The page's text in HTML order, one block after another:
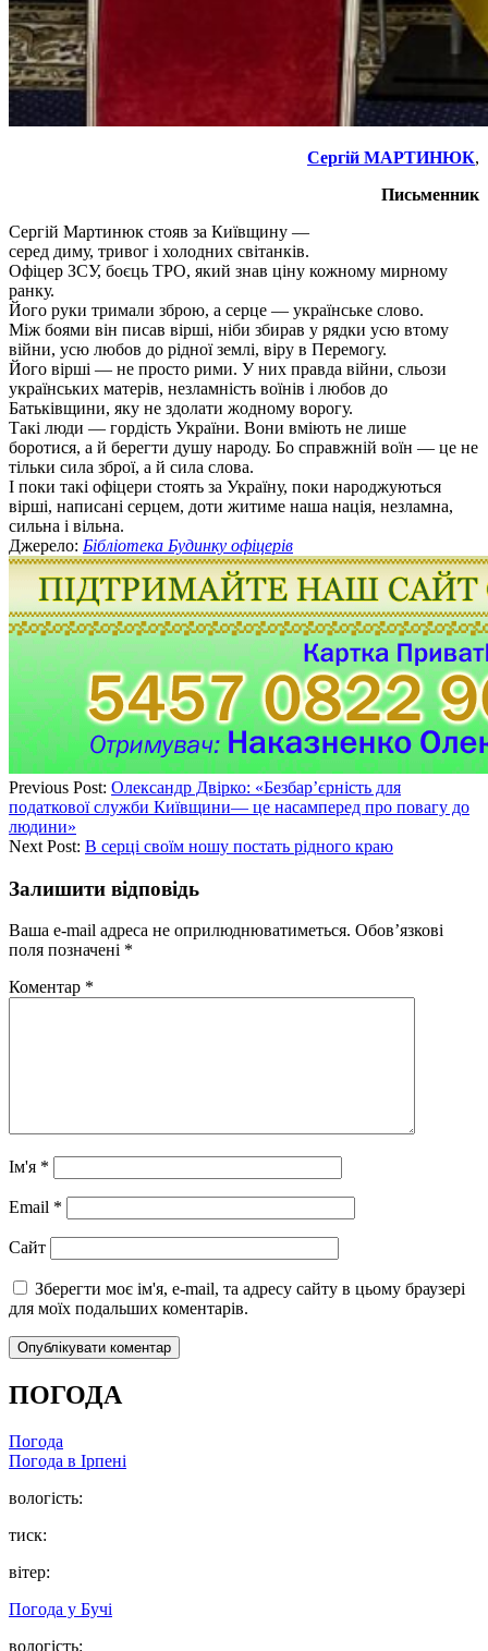
Сергій МАРТИНЮК,
Письменник
Сергій Мартинюк стояв за Київщину —
серед диму, тривог і холодних світанків.
Офіцер ЗСУ, боєць ТРО, який знав ціну кожному мирному
ранку.
Його руки тримали зброю, а серце — українське слово.
Між боями він писав вірші, ніби збирав у рядки усю втому
війни, усю любов до рідної землі, віру в Перемогу.
Його вірші — не просто рими. У них правда війни, сльози
українських матерів, незламність воїнів і любов до
Батьківщини, яку не здолати жодному ворогу.
Такі люди — гордість України. Вони вміють не лише
боротися, а й берегти душу народу. Бо справжній воїн — це не
тільки сила зброї, а й сила слова.
І поки такі офіцери стоять за Україну, поки народжуються
вірші, написані серцем, доти житиме наша нація, незламна,
сильна і вільна.
Джерело: Бібліотека Будинку офіцерів
Previous Post: Олександр Двірко: «Безбар’єрність для
податкової служби Київщини— це насамперед про повагу до
людини»
Next Post: В серці своїм ношу постать рідного краю
Залишити відповідь
Ваша e-mail адреса не оприлюднюватиметься. Обов’язкові
поля позначені *
Коментар *
Ім'я *
Email *
Сайт
Зберегти моє ім'я, e-mail, та адресу сайту в цьому браузері
для моїх подальших коментарів.
ПОГОДА
Погода
Погода в Ірпені
вологість:
тиск:
вітер:
Погода у Бучі
вологість: